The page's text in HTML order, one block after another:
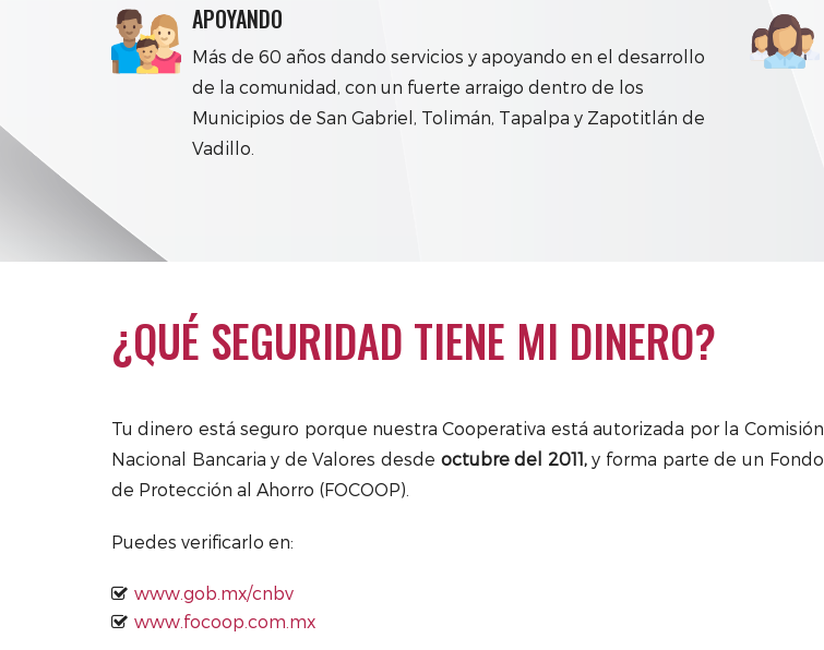
APOYANDO
Más de 60 años dando servicios y apoyando en el desarrollo
de la comunidad, con un fuerte arraigo dentro de los
Municipios de San Gabriel, Tolimán, Tapalpa y Zapotitlán de
Vadillo.
¿QUÉ SEGURIDAD TIENE MI DINERO?
Tu dinero está seguro porque nuestra Cooperativa está autorizada por la Comisión
Nacional Bancaria y de Valores desde octubre del 2011,y forma parte de un Fondo
de Protección al Ahorro (FOCOOP).
Puedes verificarlo en:
www.gob.mx/cnbv
www.focoop.com.mx